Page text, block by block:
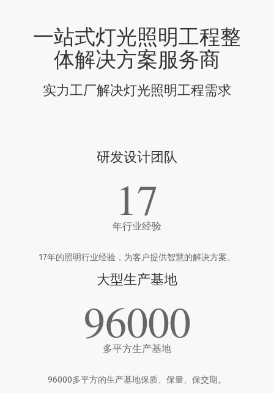
一站式灯光照明工程整
体解决方案服务商
实力工厂解决灯光照明工程需求
研发设计团队
17
年行业经验
17年的照明行业经验，为客户提供智慧的解决方案。
大型生产基地
96000
多平方生产基地
96000多平方的生产基地保质、保量、保交期。